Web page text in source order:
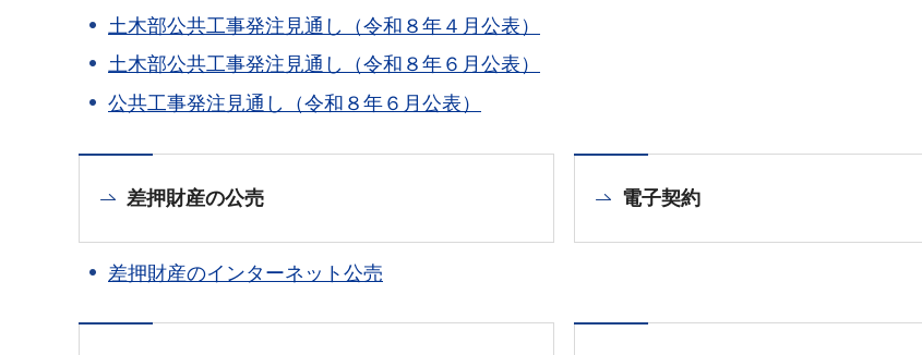
土木部公共工事発注見通し（令和８年４月公表）
土木部公共工事発注見通し（令和８年６月公表）
公共工事発注見通し（令和８年６月公表）
差押財産の公売
差押財産のインターネット公売
電子契約